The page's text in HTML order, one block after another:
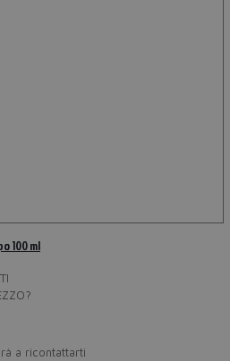
100 ml
a ricontattarti